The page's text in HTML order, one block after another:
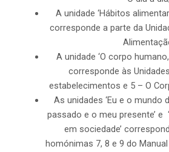
A unidade ‘Hábitos
corresponde a parte da
A unidade ‘O corpo
corresponde às
estabelecimentos e 5 – O
As unidades ‘Eu e o mundo
passado e o meu presente’ e
em sociedade’
homónimas 7, 8 e 9 do